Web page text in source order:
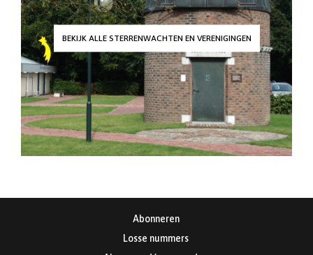
BEKIJK ALLE STERRENWACHTEN EN VERENIGINGEN
Abonneren
Losse nummers